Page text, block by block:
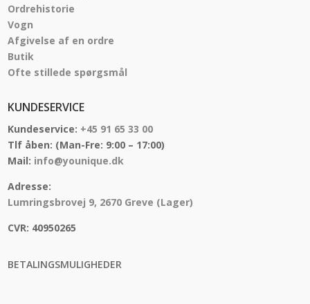
Ordrehistorie
Vogn
Afgivelse af en ordre
Butik
Ofte stillede spørgsmål
KUNDESERVICE
Kundeservice: +45 91 65 33 00
Tlf åben: (Man-Fre: 9:00 – 17:00)
Mail: info@younique.dk
Adresse:
Lumringsbrovej 9, 2670 Greve (Lager)
CVR: 40950265
BETALINGSMULIGHEDER